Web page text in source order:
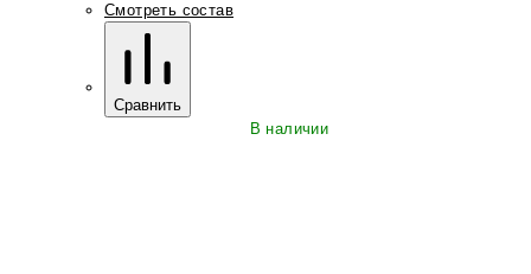
Смотреть состав
Сравнить
В наличии